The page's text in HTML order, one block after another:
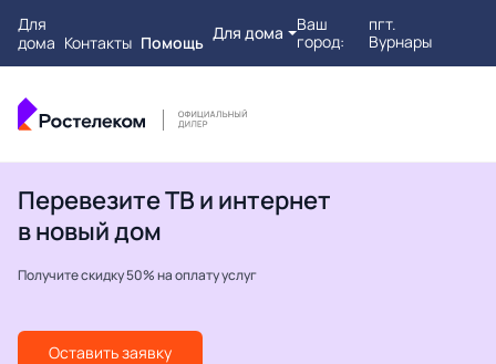
Для
дома Контакты Помощь Для дома
Ваш
город:
пгт.
Вурнары
Перевезите ТВ и интернет
в новый дом
Получите скидку 50% на оплату услуг
Оставить заявку